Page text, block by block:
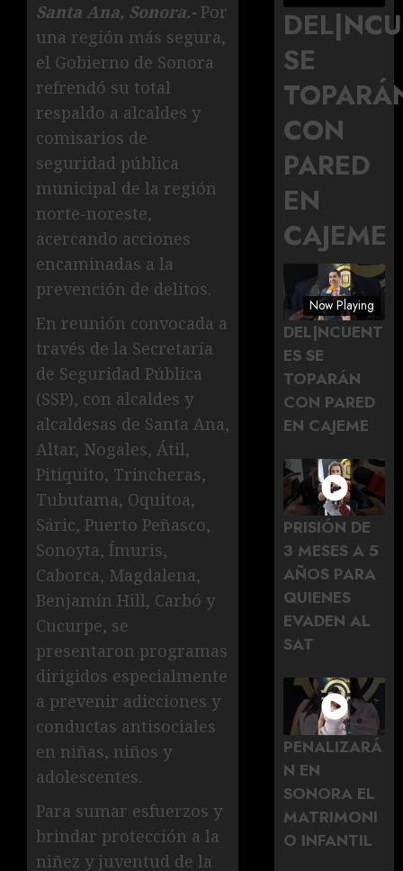
Santa Ana, Sonora.- Por
una región más segura,
el Gobierno de Sonora
refrendó su total
respaldo a alcaldes y
comisarios de
seguridad pública
municipal de la región
norte-noreste,
acercando acciones
encaminadas a la
prevención de delitos.
En reunión convocada a
través de la Secretaría
de Seguridad Pública
(SSP), con alcaldes y
alcaldesas de Santa Ana,
Altar, Nogales, Átil,
Pitiquito, Trincheras,
Tubutama, Oquitoa,
Sáric, Puerto Peñasco,
Sonoyta, Ímuris,
Caborca, Magdalena,
Benjamín Hill, Carbó y
Cucurpe, se
presentaron programas
dirigidos especialmente
a prevenir adicciones y
conductas antisociales
en niñas, niños y
adolescentes.
Para sumar esfuerzos y
brindar protección a la
niñez y juventud de la
SE
CON
PARED
EN
CAJEME
Now Playing
DEL|NCUENT
ES SE
TOPARÁN
CON PARED
EN CAJEME
PRISIÓN DE
3 MESES A 5
AÑOS PARA
QUIENES
EVADEN AL
SAT
PENALIZARÁ
N EN
SONORA EL
MATRIMONI
O INFANTIL